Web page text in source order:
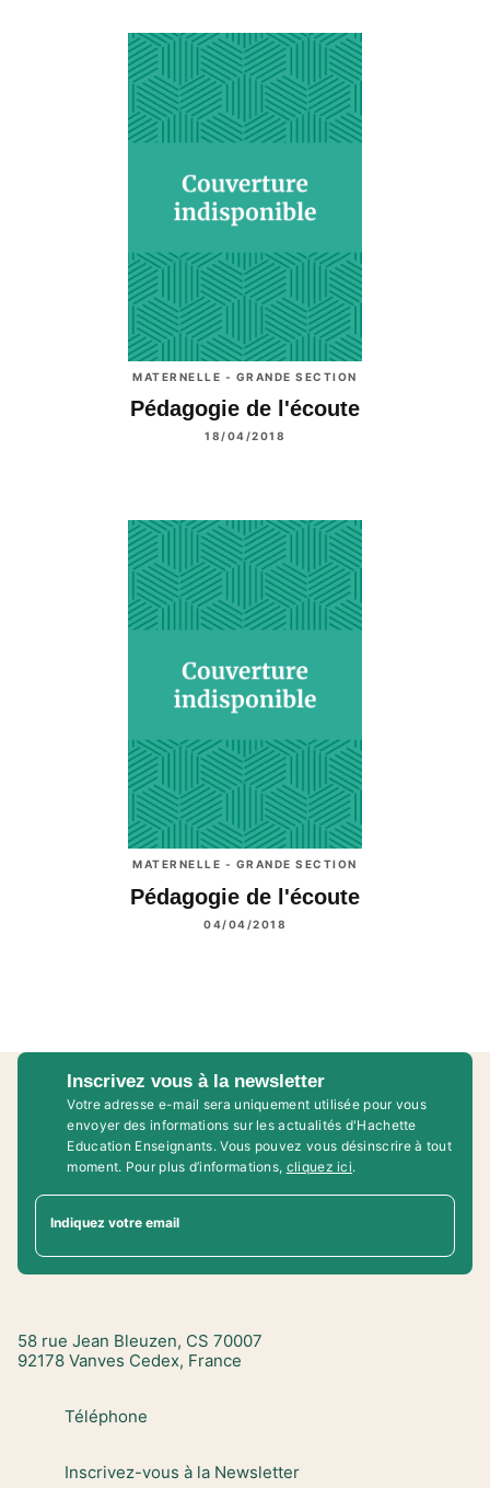
MATERNELLE - GRANDE SECTION
Pédagogie de l'écoute
18/04/2018
MATERNELLE - GRANDE SECTION
Pédagogie de l'écoute
04/04/2018
Inscrivez vous à la newsletter
Votre adresse e-mail sera uniquement utilisée pour vous
envoyer des informations sur les actualités d'Hachette
Education Enseignants. Vous pouvez vous désinscrire à tout
moment. Pour plus d’informations, cliquez ici.
Indiquez votre email
58 rue Jean Bleuzen, CS 70007
92178 Vanves Cedex, France
Téléphone
Inscrivez-vous à la Newsletter